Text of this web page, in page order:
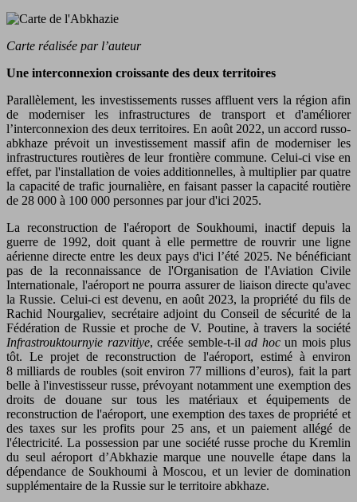
Carte réalisée par l’auteur
Une interconnexion croissante des deux territoires
Parallèlement, les investissements russes affluent vers la région afin
de moderniser les infrastructures de transport et d'améliorer
l’interconnexion des deux territoires. En août 2022, un accord russo-
abkhaze prévoit un investissement massif afin de moderniser les
infrastructures routières de leur frontière commune. Celui-ci vise en
effet, par l'installation de voies additionnelles, à multiplier par quatre
la capacité de trafic journalière, en faisant passer la capacité routière
de 28 000 à 100 000 personnes par jour d'ici 2025.
La reconstruction de l'aéroport de Soukhoumi, inactif depuis la
guerre de 1992, doit quant à elle permettre de rouvrir une ligne
aérienne directe entre les deux pays d'ici l’été 2025. Ne bénéficiant
pas de la reconnaissance de l'Organisation de l'Aviation Civile
Internationale, l'aéroport ne pourra assurer de liaison directe qu'avec
la Russie. Celui-ci est devenu, en août 2023, la propriété du fils de
Rachid Nourgaliev, secrétaire adjoint du Conseil de sécurité de la
Fédération de Russie et proche de V. Poutine, à travers la société
Infrastrouktournyie razvitiye, créée semble-t-il ad hocun mois plus
tôt. Le projet de reconstruction de l'aéroport, estimé à environ
8 milliards de roubles (soit environ 77 millions d’euros), fait la part
belle à l'investisseur russe, prévoyant notamment une exemption des
droits de douane sur tous les matériaux et équipements de
reconstruction de l'aéroport, une exemption des taxes de propriété et
des taxes sur les profits pour 25 ans, et un paiement allégé de
l'électricité. La possession par une société russe proche du Kremlin
du seul aéroport d’Abkhazie marque une nouvelle étape dans la
dépendance de Soukhoumi à Moscou, et un levier de domination
supplémentaire de la Russie sur le territoire abkhaze.